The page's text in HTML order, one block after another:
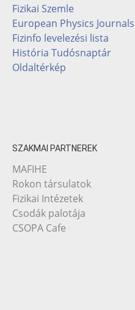
Fizikai Szemle
European Physics Journals
Fizinfo levelezési lista
História Tudósnaptár
Oldaltérkép
SZAKMAI PARTNEREK
MAFIHE
Rokon társulatok
Fizikai Intézetek
Csodák palotája
CSOPA Cafe